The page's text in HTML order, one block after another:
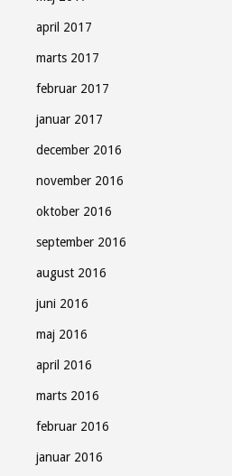
april 2017
marts 2017
februar 2017
januar 2017
december 2016
november 2016
oktober 2016
september 2016
august 2016
juni 2016
maj 2016
april 2016
marts 2016
februar 2016
januar 2016